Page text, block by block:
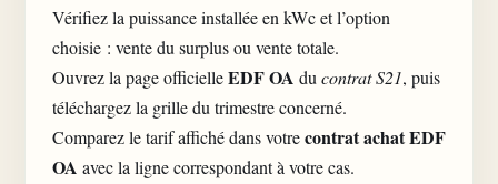
Vérifiez la puissance installée en kWc et l’option
choisie : vente du surplus ou vente totale.
Ouvrez la page officielleEDF OA du contrat S21, puis
téléchargez la grille du trimestre concerné.
Comparez le tarif affiché dans votrecontrat achat EDF
OA avec la ligne correspondant à votre cas.